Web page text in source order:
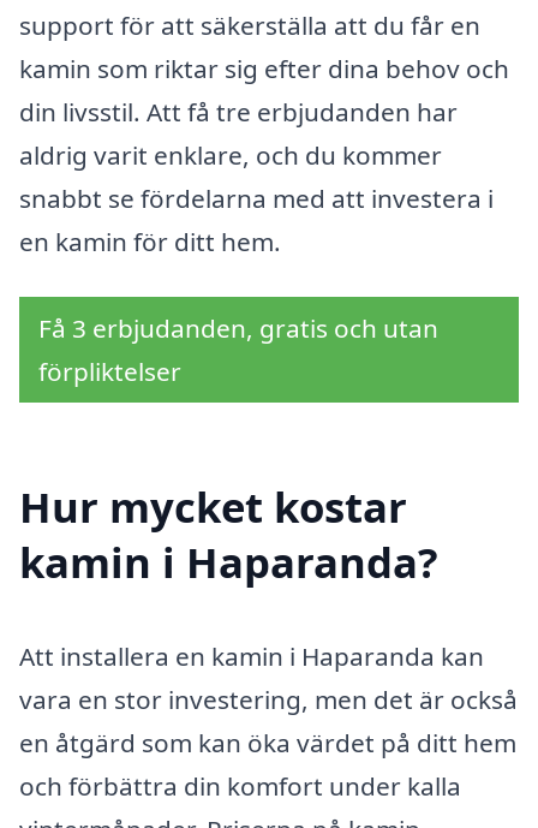
support för att säkerställa att du får en
kamin som riktar sig efter dina behov och
din livsstil. Att få tre erbjudanden har
aldrig varit enklare, och du kommer
snabbt se fördelarna med att investera i
en kamin för ditt hem.
Få 3 erbjudanden, gratis och utan
förpliktelser
Hur mycket kostar
kamin i Haparanda?
Att installera en kamin i Haparanda kan
vara en stor investering, men det är också
en åtgärd som kan öka värdet på ditt hem
och förbättra din komfort under kalla